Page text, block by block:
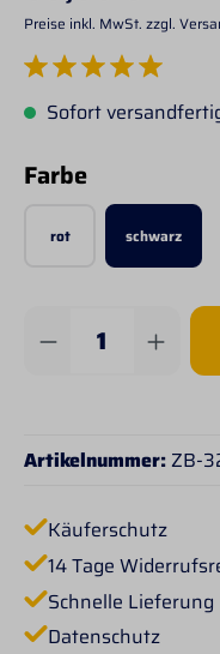
Preise inkl. MwSt. zzgl.
Durchschnittliche Bewertung
Sofort
Farbeauswählen
rot schwarz
Produkt
Artikelnummer:ZB-
Käuferschutz
14 Tage
Schnelle Lieferung
Datenschutz